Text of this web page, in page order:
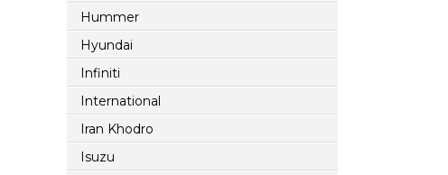
Hummer
Hyundai
Infiniti
International
Iran Khodro
Isuzu